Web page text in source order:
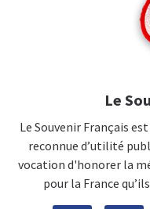
Le
Le Souvenir Français
reconnue d’utilité
vocation d'honorer la
pour la France